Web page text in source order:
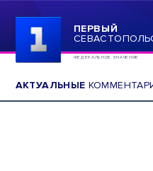
ПЕРВЫЙ
ФЕДЕРАЛЬНОЕ ЗНАЧЕНИЕ
АКТУАЛЬНЫЕ